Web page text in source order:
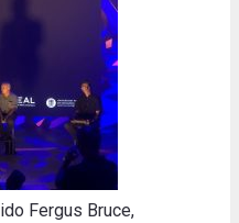
Fergus Bruce,